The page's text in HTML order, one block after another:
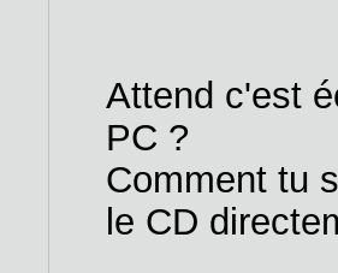
Attend c'est
PC ?
Comment tu
le CD